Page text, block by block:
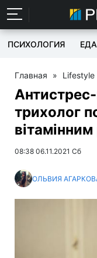
ПСИХОЛОГИЯ ЕДА
Главная » Lifestyle
трихолог
08:38 06.11.2021 Сб
ОЛЬВИЯ